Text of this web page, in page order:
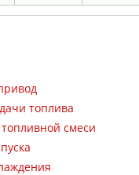
топлива
топливной смеси